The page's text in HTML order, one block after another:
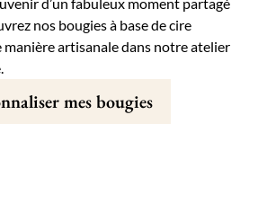
nos bougies à base de cire
manière artisanale dans notre atelier
mes bougies